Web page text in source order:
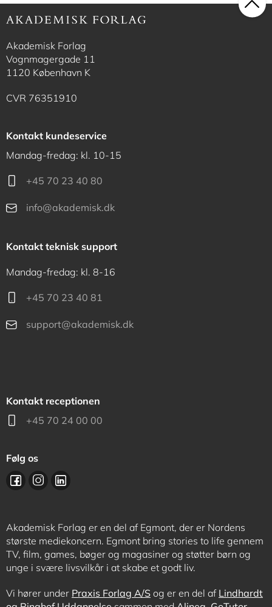
Akademisk Forlag
Vognmagergade 11
1120 København K
CVR 76351910
Kontakt kundeservice
Mandag-fredag: kl. 10-15
+45 70 23 40 80
info@akademisk.dk
Kontakt teknisk support
Mandag-fredag: kl. 8-16
+45 70 23 40 81
support@akademisk.dk
Kontakt receptionen
+45 70 24 00 00
Følg os
Akademisk Forlag er en del af Egmont, der er Nordens
største mediekoncern. Egmont bring stories to life gennem
TV, film, games, bøger og magasiner og støtter børn og
unge i svære livsvilkår i at skabe et godt liv.
Vi hører under Praxis Forlag A/S og er en del af Lindhardt